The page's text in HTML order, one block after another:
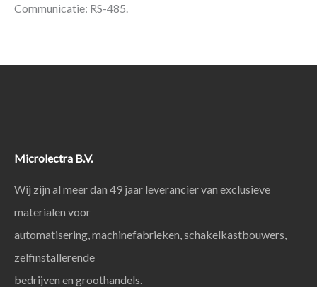
Communicatie: RS-485.
Microlectra B.V.
Wij zijn al meer dan 49 jaar leverancier van exclusieve
materialen voor
automatisering, machinefabrieken, schakelkastbouwers,
zelfinstallerende
bedrijven en groothandels.